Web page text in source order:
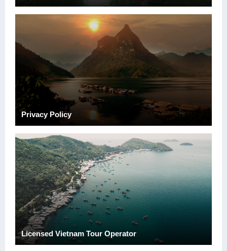
Privacy Policy
Licensed Vietnam Tour Operator